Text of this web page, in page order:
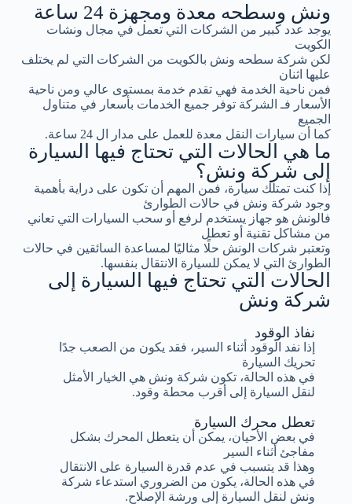
ونش وسطحه معدة ومجهزة 24 ساعة
يوجد عدد كبير من الشركات التي تعمل في مجال ونشات
الكويت
لكن شركة سطحه ونش بالكويت من الشركات التي لم يختلف
عليها اثنان
فمن ناحية الخدمة فهي تقدم خدمة بمستوى عالي ومن ناحية
الأسعار فـ الشركة توفر جميع الخدمات بأسعار في متناول
الجميع
كما أن سيارات النقل معدة للعمل على مدار ال 24 ساعة.
ما هي الحالات التي تحتاج فيها السيارة
إلى شركة ونش؟
إذا كنت تمتلك سيارة، فمن المهم أن تكون على دراية بأهمية
وجود شركة ونش في حالات الطوارئ
فالونش هو جهاز يستخدم لرفع أو سحب السيارات التي تعاني
من مشاكل تقنية أو تعطل
وتعتبر شركات الونش حلًا مثاليًا لمساعدة السائقين في حالات
الطوارئ التي لا يمكن للسيارة الانتقال بنفسها.
الحالات التي تحتاج فيها السيارة إلى
شركة ونش
تعطل محرك السيارة
في بعض الأحيان، يمكن أن يتعطل المحرك بشكل
مفاجئ أثناء السير
وهذا قد يتسبب في عدم قدرة السيارة على الانتقال
في هذه الحالة، يكون من الضروري استدعاء شركة
ونش لنقل السيارة إلى ورشة الإصلاح.
نفاذ الوقود
إذا نفد الوقود أثناء السير، فقد يكون من الصعب جدًا
تحريك السيارة
في هذه الحالة، تكون شركة ونش هي الخيار الأمثل
لنقل السيارة إلى أقرب محطة وقود.